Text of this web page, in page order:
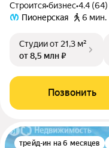
Строится•бизнес•4.4 (64)
Пионерская
6 мин.
Студииот 21,3 м²
от 8,5 млн ₽
Позвонить
трейд-ин на 6 месяцев